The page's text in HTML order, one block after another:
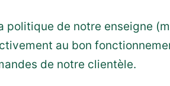
politique de notre enseigne
au bon
de notre clientèle.